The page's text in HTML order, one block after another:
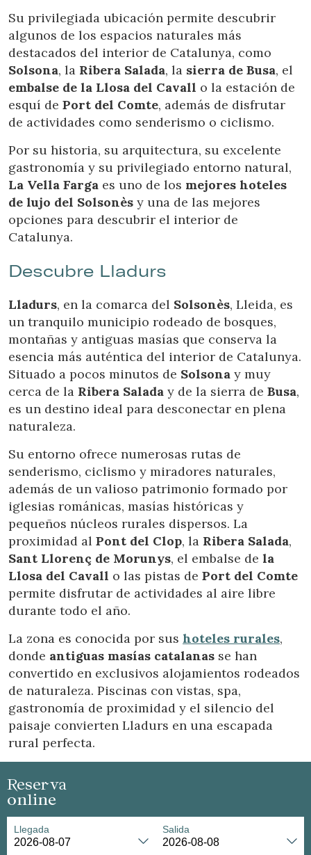
Su privilegiada ubicación permite descubrir
algunos de los espacios naturales más
destacados del interior de Catalunya, como
Solsona, la Ribera Salada, la sierra de Busa, el
embalse de la Llosa del Cavall o la estación de
esquí de Port del Comte, además de disfrutar
de actividades como senderismo o ciclismo.
Por su historia, su arquitectura, su excelente
gastronomía y su privilegiado entorno natural,
La Vella Farga es uno de los mejores hoteles
de lujo del Solsonès y una de las mejores
opciones para descubrir el interior de
Catalunya.
Descubre Lladurs
Lladurs, en la comarca del Solsonès, Lleida, es
un tranquilo municipio rodeado de bosques,
montañas y antiguas masías que conserva la
esencia más auténtica del interior de Catalunya.
Situado a pocos minutos de Solsona y muy
cerca de la Ribera Salada y de la sierra de Busa,
es un destino ideal para desconectar en plena
naturaleza.
Su entorno ofrece numerosas rutas de
senderismo, ciclismo y miradores naturales,
además de un valioso patrimonio formado por
iglesias románicas, masías históricas y
pequeños núcleos rurales dispersos. La
proximidad al Pont del Clop, la Ribera Salada,
Sant Llorenç de Morunys, el embalse de la
Llosa del Cavall o las pistas de Port del Comte
permite disfrutar de actividades al aire libre
durante todo el año.
La zona es conocida por sus hoteles rurales,
donde antiguas masías catalanas se han
convertido en exclusivos alojamientos rodeados
de naturaleza. Piscinas con vistas, spa,
gastronomía de proximidad y el silencio del
paisaje convierten Lladurs en una escapada
rural perfecta.
Reserva
online
Llegada Salida
deberá tener en cuenta que dicha acción podrá ocasionar
dificultades de navegación de la página web.
Permiten realizar el seguimiento y análisis del
comportamiento de los usuarios de este sitio web. La
información recogida mediante este tipo de cookies se
utiliza en la medición de la actividad de la web para la
datos de uso que hacen los usuarios del servicio. Permiten
guardar la información de preferencia del usuario para
mejorar la calidad de nuestros servicios y para ofrecer una
mejor experiencia a través de productos recomendados.
Marketing y publicidad
Estas cookies son utilizadas para almacenar información
a través de la observación continuada de sus hábitos de
navegación. Gracias a ellas, podemos conocer los hábitos
relacionada con el perfil de navegación del usuario.